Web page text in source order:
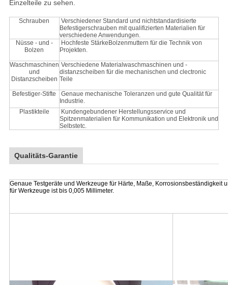
Einzelteile zu sehen.
Schrauben
Verschiedener Standard und nichtstandardisierte
Befestigerschrauben mit qualifizierten Materialien für
verschiedene Anwendungen.
Nüsse - und -
Bolzen
Hochfeste StärkeBolzenmuttern für die Technik von
Projekten.
Waschmaschinen
und
Distanzscheiben
Verschiedene Materialwaschmaschinen und -
distanzscheiben für die mechanischen und clectronic
Teile
Befestiger-Stifte
Genaue mechanische Toleranzen und gute Qualität für
Industrie.
Plastikteile
Kundengebundener Herstellungsservice und
Spitzenmaterialien für Kommunikation und Elektronik und
Selbstetc.
Qualitäts-Garantie
Genaue Testgeräte und Werkzeuge für Härte, Maße, Korrosionsbeständigkeit
für Werkzeuge ist bis 0,005 Millimeter.